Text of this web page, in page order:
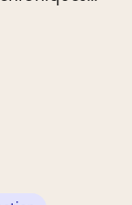
tout
santé-
etc)
grâce